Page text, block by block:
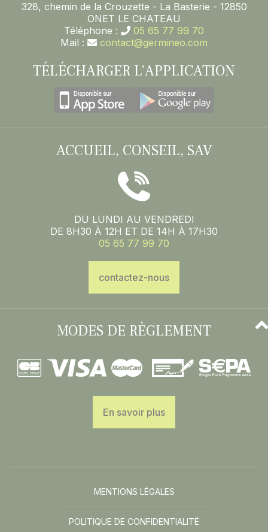
328, chemin de la Crouzette - La Basterie - 12850
ONET LE CHATEAU
Téléphone :
05 65 77 99 70
Mail :
contact@germineo.com
TÉLÉCHARGER L’APPLICATION
ACCUEIL, CONSEIL, SAV
DU LUNDI AU VENDREDI
DE 8H30 À 12H ET DE 14H À 17H30
05 65 77 99 70
contactez-nous
MODES DE RÈGLEMENT
En savoir plus
MENTIONS LÉGALES
POLITIQUE DE CONFIDENTIALITÉ